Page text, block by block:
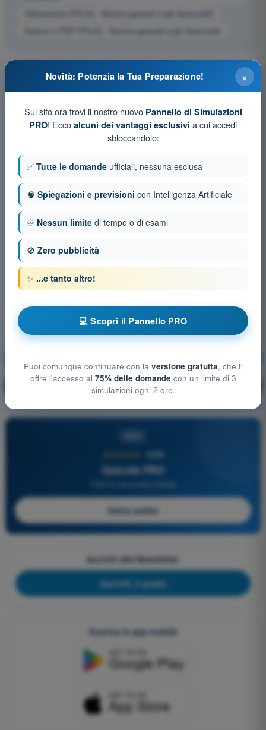
Allenamento PPL(H) - Nozioni generali sugli Aeromobili
Esame in PDF PPL(H) - Nozioni generali sugli Aeromobili
PRO Spiegazione domanda
4,6/5
Quizvds PRO
Inizia subito
Iscriviti alla Newsletter
Iscriviti, è gratis
Scarica le app mobile
×
Novità: Potenzia la Tua Preparazione!
Sul sito ora trovi il nostro nuovo Pannello di Simulazioni
PRO! Ecco alcuni dei vantaggi esclusivi a cui accedi
sbloccandolo:
✅ Tutte le domande ufficiali, nessuna esclusa
🧠 Spiegazioni e previsioni con Intelligenza Artificiale
♾️ Nessun limite di tempo o di esami
🚫 Zero pubblicità
✨ ...e tanto altro!
💻 Scopri il Pannello PRO
Puoi comunque continuare con la versione gratuita, che ti
offre l'accesso al 75% delle domande con un limite di 3
simulazioni ogni 2 ore.